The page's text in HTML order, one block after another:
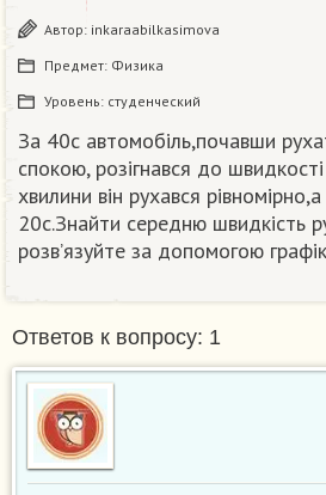
Автор: inkaraabilkasimova
Предмет: Физика
Уровень: студенческий
За 40с автомобіль,почавши
спокою, розігнався до
хвилини він рухався
20с.Знайти середню швидкість
розв’язуйте за допомогою
Ответов к вопросу: 1